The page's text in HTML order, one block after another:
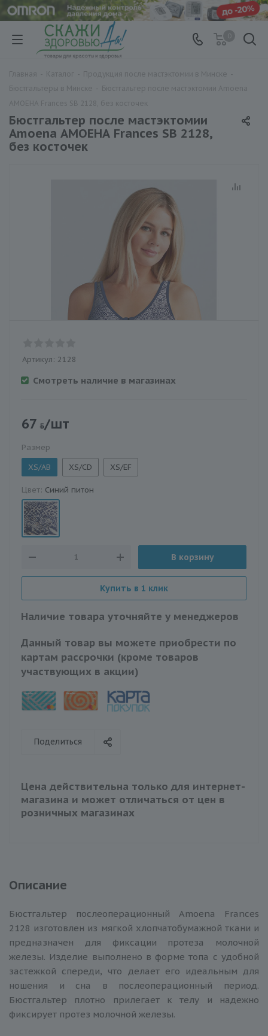
Бюстгальтер после мастэктомии
Amoena АМОЕНА Frances SB 2128,
без косточек
Артикул: 2128
Смотреть наличие в магазинах
67 /шт
Размер
XS/AB
XS/CD XS/EF
Цвет: Синий питон
В корзину
Купить в 1 клик
Наличие товара уточняйте у менеджеров
Данный товар вы можете приобрести по
картам рассрочки (кроме товаров
участвующих в акции)
Поделиться
Цена действительна только для интернет-
магазина и может отличаться от цен в
розничных магазинах
Описание
Бюстгальтер послеоперационный Amoena Frances
2128 изготовлен из мягкой хлопчатобумажной ткани и
предназначен для фиксации протеза молочной
железы. Изделие выполнено в форме топа с удобной
застежкой спереди, что делает его идеальным для
ношения и сна в послеоперационный период.
Бюстгальтер плотно прилегает к телу и надежно
фиксирует протез молочной железы.